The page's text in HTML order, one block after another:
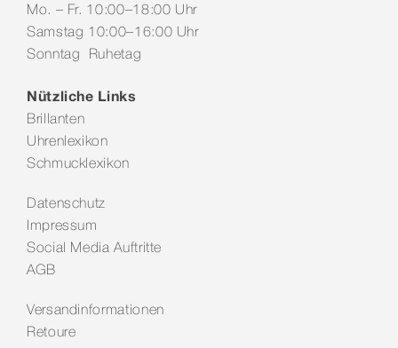
Mo. – Fr. 10:00–18:00 Uhr
Samstag 10:00–16:00 Uhr
Sonntag Ruhetag
Nützliche Links
Brillanten
Uhrenlexikon
Schmucklexikon
Datenschutz
Impressum
Social Media Auftritte
AGB
Versandinformationen
Retoure